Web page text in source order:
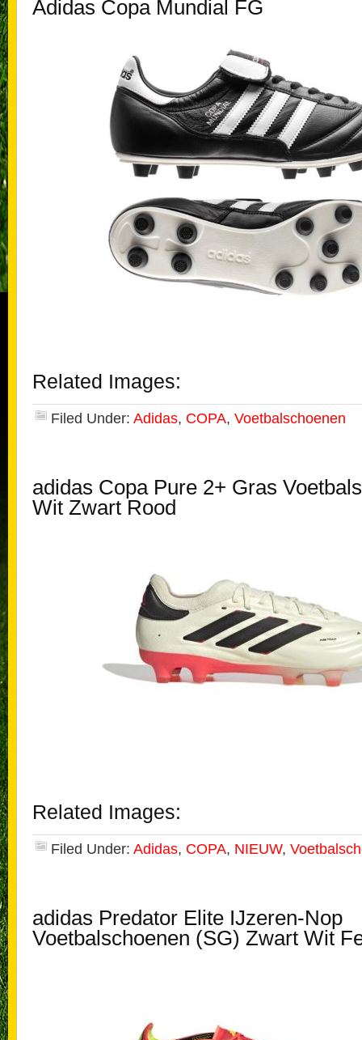
Adidas Copa Mundial FG
Related Images:
Filed Under: Adidas, COPA, Voetbalschoenen
adidas Copa Pure 2+ Gras
Wit Zwart Rood
Related Images:
Filed Under: Adidas, COPA, NIEUW,
adidas Predator Elite IJzeren-Nop
Voetbalschoenen (SG) Zwart Wit